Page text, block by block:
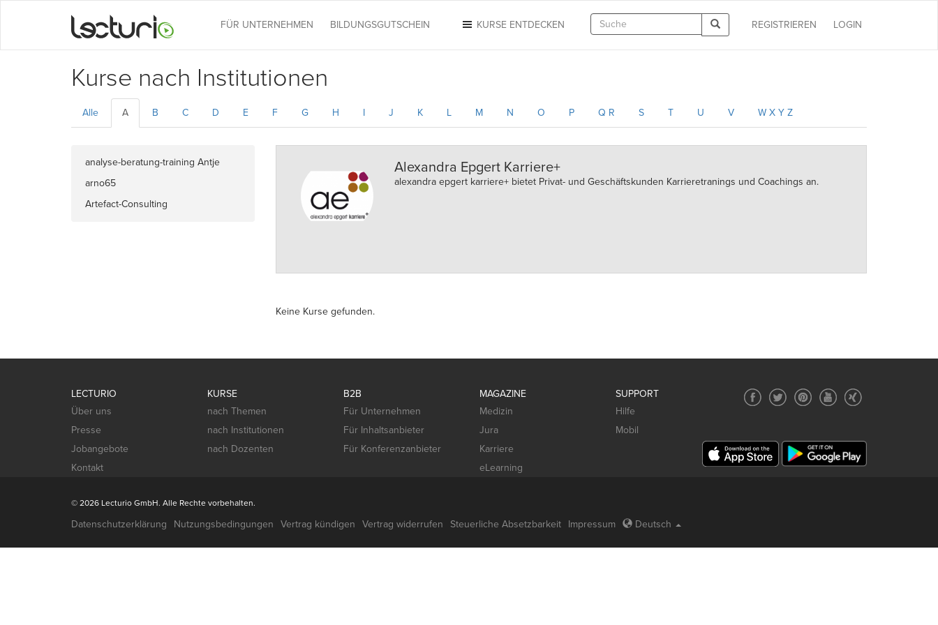
LOGIN
REGISTRIEREN
KURSE ENTDECKEN
FÜR UNTERNEHMEN BILDUNGSGUTSCHEIN
Kurse nach Institutionen
Alle A B C D E F G H I J K L M N O P Q R S T U V W X Y Z
analyse-beratung-training Antje
Barmeyer
arno65
Artefact-Consulting
Alexandra Epgert Karriere+
alexandra epgert karriere+ bietet Privat- und Geschäftskunden Karrieretranings und Coachings an.
Keine Kurse gefunden.
LECTURIO
Über uns
Presse
Jobangebote
Kontakt
KURSE
nach Themen
nach Institutionen
nach Dozenten
B2B
Für Unternehmen
Für Inhaltsanbieter
Für Konferenzanbieter
MAGAZINE
Medizin
Jura
Karriere
eLearning
SUPPORT
Hilfe
Mobil
© 2026 Lecturio GmbH. Alle Rechte vorbehalten.
Datenschutzerklärung Nutzungsbedingungen Vertrag kündigen Vertrag widerrufen Steuerliche Absetzbarkeit Impressum Deutsch